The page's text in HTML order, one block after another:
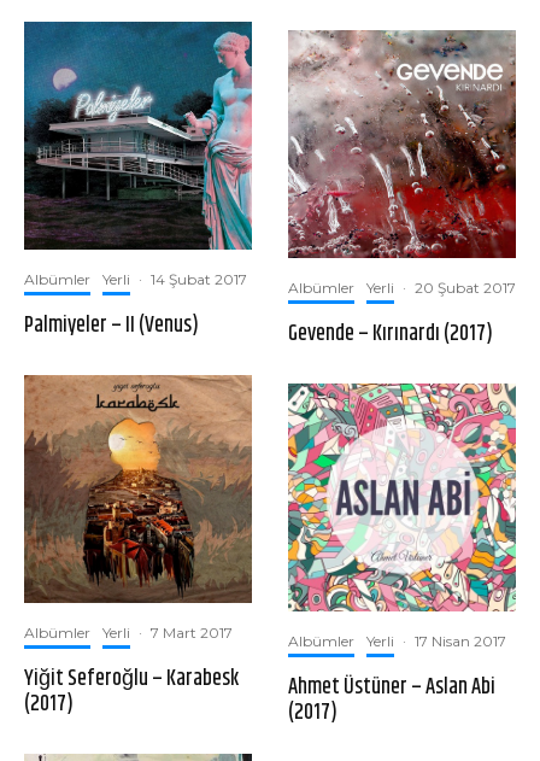
Albümler Yerli · 14 Şubat 2017
Palmiyeler – II (Venus)
Albümler Yerli · 7 Mart 2017
Yiğit Seferoğlu – Karabesk
(2017)
Albümler Yerli · 20 Şubat 2017
Gevende – Kırınardı (2017)
Albümler Yerli · 17 Nisan 2017
Ahmet Üstüner – Aslan Abi
(2017)